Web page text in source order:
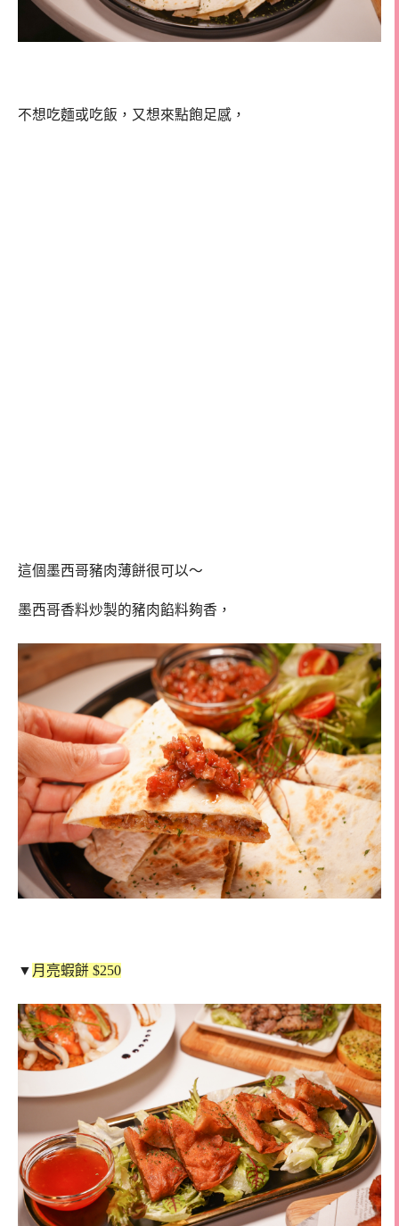
不想吃麵或吃飯，又想來點飽足感，
這個墨西哥豬肉薄餅很可以～
墨西哥香料炒製的豬肉餡料夠香，
▼ 月亮蝦餅 $250